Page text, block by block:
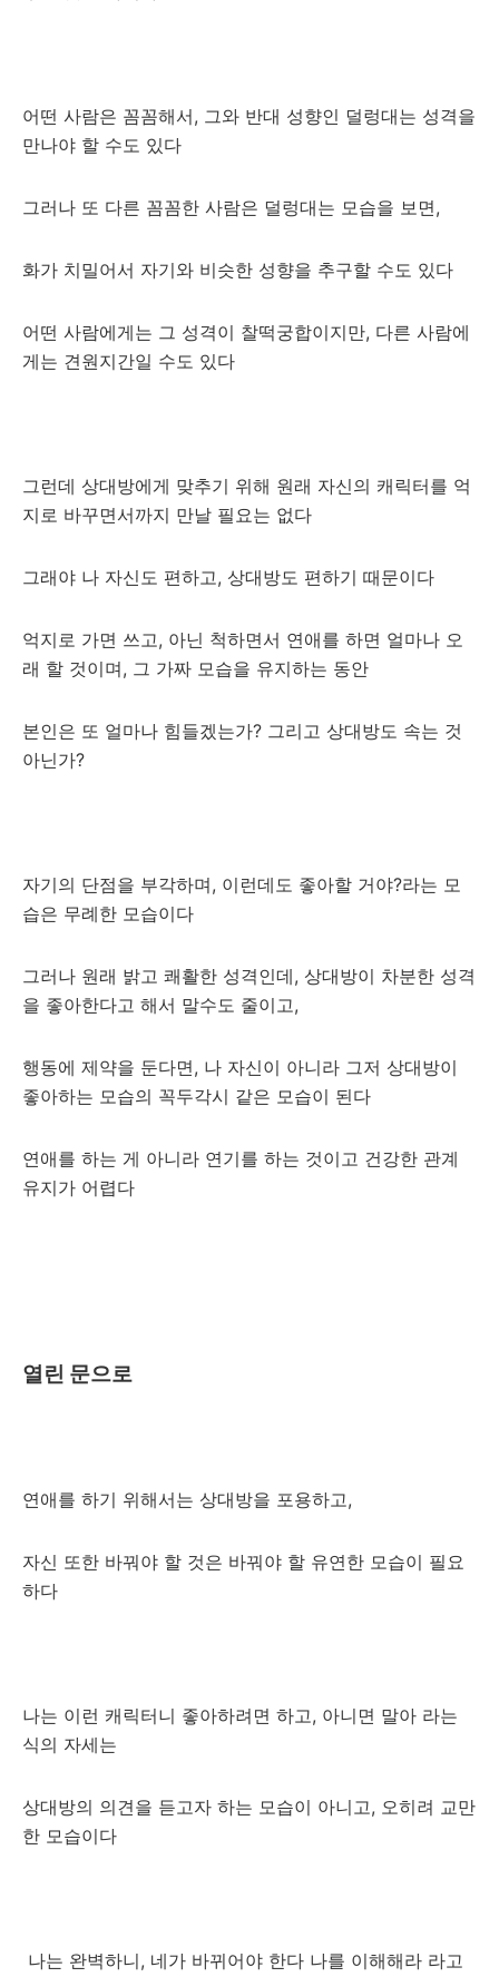
어떤 사람은 꼼꼼해서, 그와 반대 성향인 덜렁대는 성격을
만나야 할 수도 있다
그러나 또 다른 꼼꼼한 사람은 덜렁대는 모습을 보면,
화가 치밀어서 자기와 비슷한 성향을 추구할 수도 있다
어떤 사람에게는 그 성격이 찰떡궁합이지만, 다른 사람에
게는 견원지간일 수도 있다
그런데 상대방에게 맞추기 위해 원래 자신의 캐릭터를 억
지로 바꾸면서까지 만날 필요는 없다
그래야 나 자신도 편하고, 상대방도 편하기 때문이다
억지로 가면 쓰고, 아닌 척하면서 연애를 하면 얼마나 오
래 할 것이며, 그 가짜 모습을 유지하는 동안
본인은 또 얼마나 힘들겠는가? 그리고 상대방도 속는 것
아닌가?
자기의 단점을 부각하며, 이런데도 좋아할 거야?라는 모
습은 무례한 모습이다
그러나 원래 밝고 쾌활한 성격인데, 상대방이 차분한 성격
을 좋아한다고 해서 말수도 줄이고,
행동에 제약을 둔다면, 나 자신이 아니라 그저 상대방이
좋아하는 모습의 꼭두각시 같은 모습이 된다
연애를 하는 게 아니라 연기를 하는 것이고 건강한 관계
유지가 어렵다
열린 문으로
연애를 하기 위해서는 상대방을 포용하고,
자신 또한 바꿔야 할 것은 바꿔야 할 유연한 모습이 필요
하다
나는 이런 캐릭터니 좋아하려면 하고, 아니면 말아 라는
식의 자세는
상대방의 의견을 듣고자 하는 모습이 아니고, 오히려 교만
한 모습이다
나는 완벽하니, 네가 바뀌어야 한다 나를 이해해라 라고